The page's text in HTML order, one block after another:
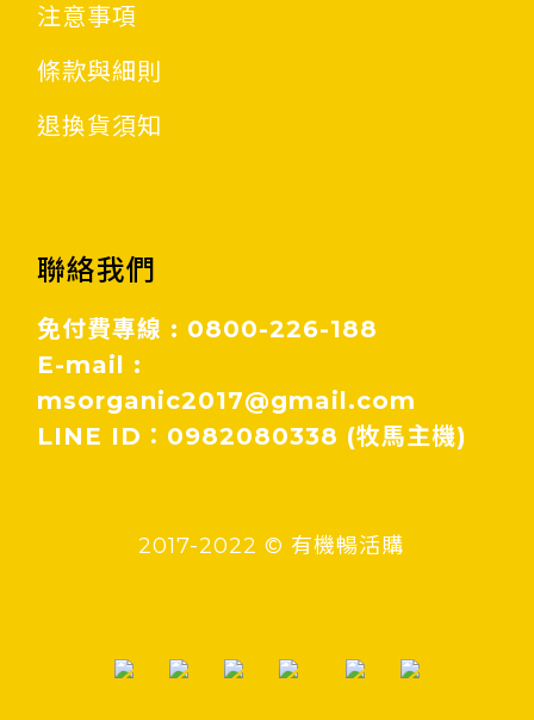
注意事項
條款與細則
退換貨須知
聯絡我們
免付費專線 : 0800-226-188
E-mail :
msorganic2017@gmail.com
LINE ID：0982080338 (牧馬主機)
2017-2022 © 有機暢活購